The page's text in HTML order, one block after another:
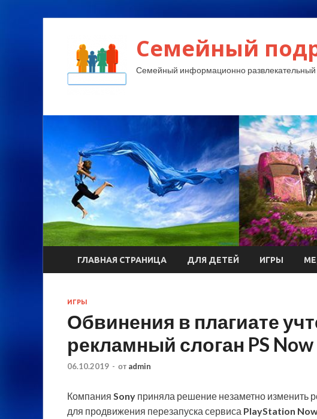
Семейный
Семейный информационно развлекательный
ГЛАВНАЯ СТРАНИЦА ДЛЯ ДЕТЕЙ ИГРЫ
ИГРЫ
Обвинения в плагиате
рекламный слоган PS Now
06.10.2019 - от admin
Компания Sony приняла решение незаметно изменить
для продвижения перезапуска сервиса PlayStation